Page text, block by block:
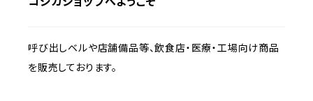
呼び出しベルや店舗備品等、飲食店・医療・工場向け商品
を販売しております。